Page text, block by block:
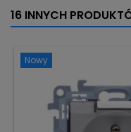
16 INNYCH
Nowy